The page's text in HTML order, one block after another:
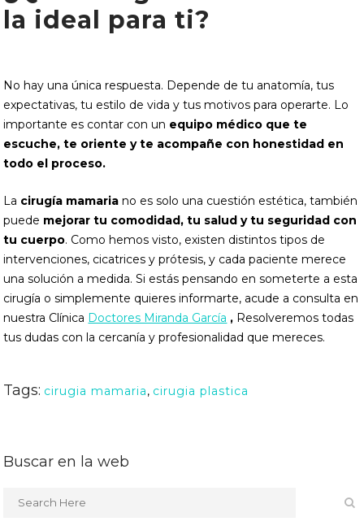
la ideal para ti?
No hay una única respuesta. Depende de tu anatomía, tus
expectativas, tu estilo de vida y tus motivos para operarte. Lo
importante es contar con un equipo médico que te
escuche, te oriente y te acompañe con honestidad en
todo el proceso.
La cirugía mamaria no es solo una cuestión estética, también
puede mejorar tu comodidad, tu salud y tu seguridad con
tu cuerpo. Como hemos visto, existen distintos tipos de
intervenciones, cicatrices y prótesis, y cada paciente merece
una solución a medida. Si estás pensando en someterte a esta
cirugía o simplemente quieres informarte, acude a consulta en
nuestra Clínica Doctores Miranda García , Resolveremos todas
tus dudas con la cercanía y profesionalidad que mereces.
Tags: cirugia mamaria, cirugia plastica
Buscar en la web